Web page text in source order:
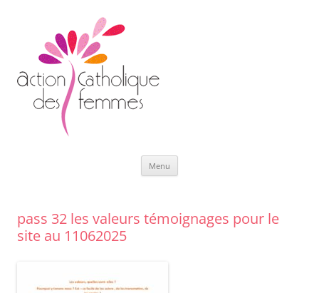
Menu
pass 32 les valeurs témoignages pour le
site au 11062025